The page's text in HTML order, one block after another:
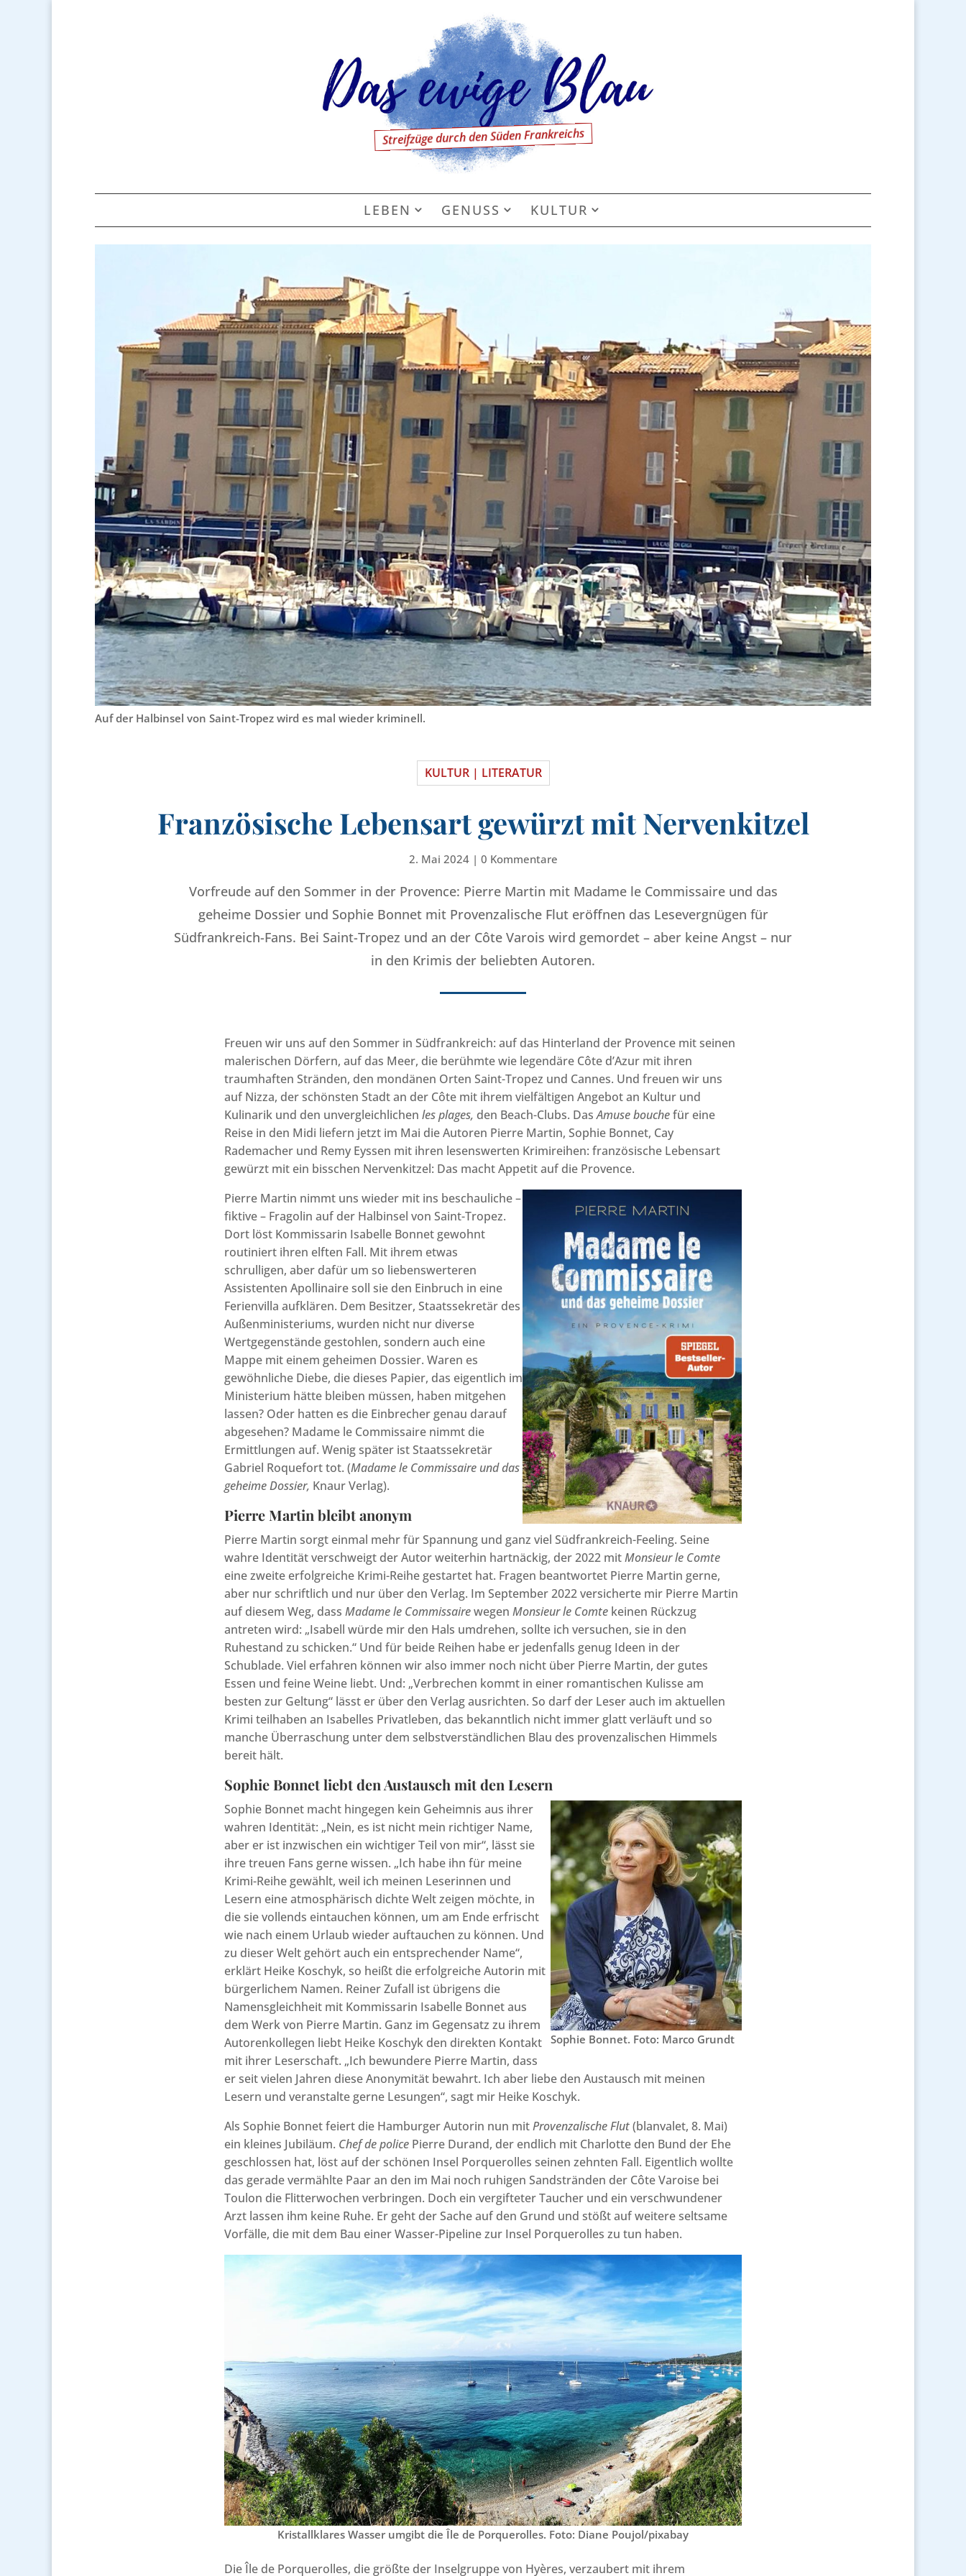
Streifzüge durch den Süden Frankreichs
LEBEN GENUSS KULTUR
Auf der Halbinsel von Saint-Tropez wird es mal wieder kriminell.
KULTUR | LITERATUR
Französische Lebensart gewürzt mit Nervenkitzel
2. Mai 2024| 0 Kommentare
Vorfreude auf den Sommer in der Provence: Pierre Martin mit Madame le Commissaire und das
geheime Dossier und Sophie Bonnet mit Provenzalische Flut eröffnen das Lesevergnügen für
Südfrankreich-Fans. Bei Saint-Tropez und an der Côte Varois wird gemordet – aber keine Angst – nur
in den Krimis der beliebten Autoren.
Freuen wir uns auf den Sommer in Südfrankreich: auf das Hinterland der Provence mit seinen
malerischen Dörfern, auf das Meer, die berühmte wie legendäre Côte d’Azur mit ihren
traumhaften Stränden, den mondänen Orten Saint-Tropez und Cannes. Und freuen wir uns
auf Nizza, der schönsten Stadt an der Côte mit ihrem vielfältigen Angebot an Kultur und
Kulinarik und den unvergleichlichen les plages, den Beach-Clubs. DasAmuse bouchefür eine
Reise in den Midi liefern jetzt im Mai die Autoren Pierre Martin, Sophie Bonnet, Cay
Rademacher und Remy Eyssen mit ihren lesenswerten Krimireihen: französische Lebensart
gewürzt mit ein bisschen Nervenkitzel: Das macht Appetit auf die Provence.
Pierre Martin nimmt uns wieder mit ins beschauliche –
fiktive – Fragolin auf der Halbinsel von Saint-Tropez.
Dort löst Kommissarin Isabelle Bonnet gewohnt
routiniert ihren elften Fall. Mit ihrem etwas
schrulligen, aber dafür um so liebenswerteren
Assistenten Apollinaire soll sie den Einbruch in eine
Ferienvilla aufklären. Dem Besitzer, Staatssekretär des
Außenministeriums, wurden nicht nur diverse
Wertgegenstände gestohlen, sondern auch eine
Mappe mit einem geheimen Dossier. Waren es
gewöhnliche Diebe, die dieses Papier, das eigentlich im
Ministerium hätte bleiben müssen, haben mitgehen
lassen? Oder hatten es die Einbrecher genau darauf
abgesehen? Madame le Commissaire nimmt die
Ermittlungen auf. Wenig später ist Staatssekretär
Gabriel Roquefort tot. (Madame le Commissaire und das
geheime Dossier, Knaur Verlag).
Pierre Martin bleibt anonym
Pierre Martin sorgt einmal mehr für Spannung und ganz viel Südfrankreich-Feeling. Seine
wahre Identität verschweigt der Autor weiterhin hartnäckig, der 2022 mitMonsieur le Comte
eine zweite erfolgreiche Krimi-Reihe gestartet hat. Fragen beantwortet Pierre Martin gerne,
aber nur schriftlich und nur über den Verlag. Im September 2022 versicherte mir Pierre Martin
auf diesem Weg, dass Madame le Commissairewegen Monsieur le Comte keinen Rückzug
antreten wird: „Isabell würde mir den Hals umdrehen, sollte ich versuchen, sie in den
Ruhestand zu schicken.“ Und für beide Reihen habe er jedenfalls genug Ideen in der
Schublade. Viel erfahren können wir also immer noch nicht über Pierre Martin, der gutes
Essen und feine Weine liebt. Und: „Verbrechen kommt in einer romantischen Kulisse am
besten zur Geltung“ lässt er über den Verlag ausrichten. So darf der Leser auch im aktuellen
Krimi teilhaben an Isabelles Privatleben, das bekanntlich nicht immer glatt verläuft und so
manche Überraschung unter dem selbstverständlichen Blau des provenzalischen Himmels
bereit hält.
Sophie Bonnet liebt den Austausch mit den Lesern
Sophie Bonnet. Foto: Marco Grundt
Sophie Bonnet macht hingegen kein Geheimnis aus ihrer
wahren Identität: „Nein, es ist nicht mein richtiger Name,
aber er ist inzwischen ein wichtiger Teil von mir“, lässt sie
ihre treuen Fans gerne wissen. „Ich habe ihn für meine
Krimi-Reihe gewählt, weil ich meinen Leserinnen und
Lesern eine atmosphärisch dichte Welt zeigen möchte, in
die sie vollends eintauchen können, um am Ende erfrischt
wie nach einem Urlaub wieder auftauchen zu können. Und
zu dieser Welt gehört auch ein entsprechender Name“,
erklärt Heike Koschyk, so heißt die erfolgreiche Autorin mit
bürgerlichem Namen. Reiner Zufall ist übrigens die
Namensgleichheit mit Kommissarin Isabelle Bonnet aus
dem Werk von Pierre Martin. Ganz im Gegensatz zu ihrem
Autorenkollegen liebt Heike Koschyk den direkten Kontakt
mit ihrer Leserschaft. „Ich bewundere Pierre Martin, dass
er seit vielen Jahren diese Anonymität bewahrt. Ich aber liebe den Austausch mit meinen
Lesern und veranstalte gerne Lesungen“, sagt mir Heike Koschyk.
Als Sophie Bonnet feiert die Hamburger Autorin nun mitProvenzalische Flut(blanvalet, 8. Mai)
ein kleines Jubiläum. Chef de police Pierre Durand, der endlich mit Charlotte den Bund der Ehe
geschlossen hat, löst auf der schönen Insel Porquerolles seinen zehnten Fall. Eigentlich wollte
das gerade vermählte Paar an den im Mai noch ruhigen Sandstränden der Côte Varoise bei
Toulon die Flitterwochen verbringen. Doch ein vergifteter Taucher und ein verschwundener
Arzt lassen ihm keine Ruhe. Er geht der Sache auf den Grund und stößt auf weitere seltsame
Vorfälle, die mit dem Bau einer Wasser-Pipeline zur Insel Porquerolles zu tun haben.
Kristallklares Wasser umgibt die Île de Porquerolles. Foto: Diane Poujol/pixabay
Die Île de Porquerolles, die größte der Inselgruppe von Hyères, verzaubert mit ihrem